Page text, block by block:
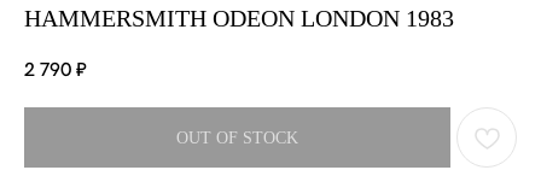
HAMMERSMITH ODEON LONDON 1983
2 790 ₽
OUT OF STOCK